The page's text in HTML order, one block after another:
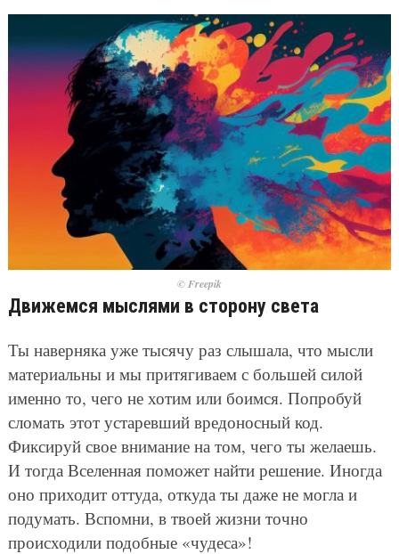
© Freepik
Движемся мыслями в сторону света
Ты наверняка уже тысячу раз слышала, что мысли
материальны и мы притягиваем с большей силой
именно то, чего не хотим или боимся. Попробуй
сломать этот устаревший вредоносный код.
Фиксируй свое внимание на том, чего ты желаешь.
И тогда Вселенная поможет найти решение. Иногда
оно приходит оттуда, откуда ты даже не могла и
подумать. Вспомни, в твоей жизни точно
происходили подобные «чудеса»!